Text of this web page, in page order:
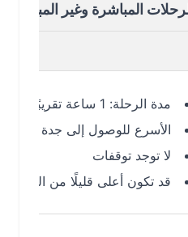
المباشرة وغير المباشرة من
1 ساعة تقريبًا
للوصول إلى جدة
توجد توقفات
تكون أعلى قليلًا من الرحلات غير